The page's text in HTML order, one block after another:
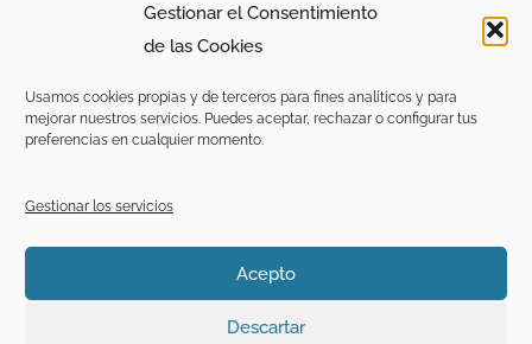
Gestionar el Consentimiento
de las Cookies
Usamos cookies propias y de terceros para fines analíticos y para
mejorar nuestros servicios. Puedes aceptar, rechazar o configurar tus
preferencias en cualquier momento.
Gestionar los servicios
Acepto
Descartar
s
a
a
m
i
t
c
k
-
u
PRIVACIDAD Y PROTECCIÓN DE DATOS